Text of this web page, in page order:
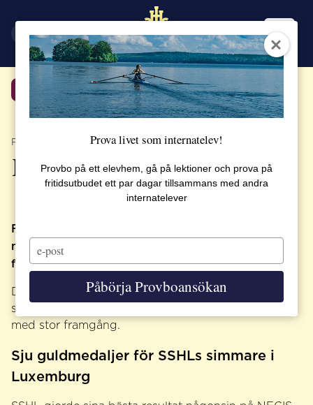
Tillbaka
PUBLICERAT 27 MARS 2018
Fritidens framgångar
Fritidsaktiviteter är viktiga för att underhålla den
motivation och energi som krävs för akademisk
framgång.
De senaste veckorna har Fritiden här på SSHL
skickat olika sportlag på tävlingar runtom europa
med stor framgång.
Sju guldmedaljer för SSHLs simmare i
Luxemburg
Prova livet som internatelev!
Provbo på ett elevhem, gå på lektioner och prova på
fritidsutbudet ett par dagar tillsammans med andra
internatelever
your
email
Påbörja Provboansökan